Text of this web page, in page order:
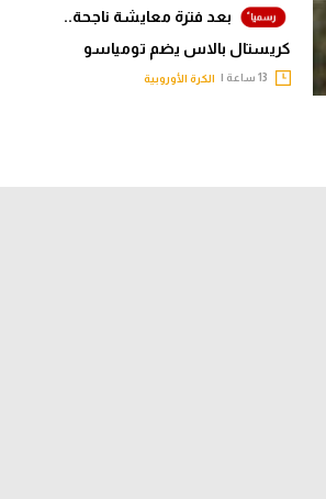
بعد فترة معايشة ناجحة..
كريستال بالاس يضم تومياسو
الكرة الأوروبية